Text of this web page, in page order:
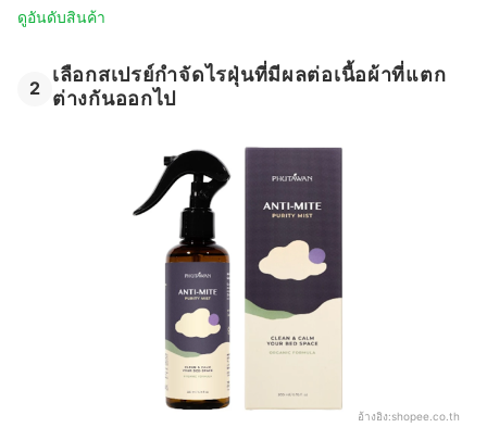
ดูอันดับสินค้า
2
เลือกสเปรย์กำจัดไรฝุ่นที่มีผลต่อเนื้อผ้าที่แตก
ต่างกันออกไป
อ้างอิง:shopee.co.th